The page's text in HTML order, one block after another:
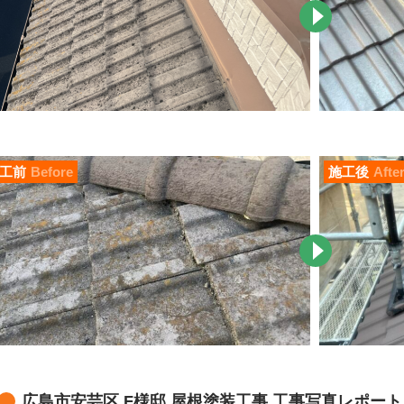
前 Before 施工後 After